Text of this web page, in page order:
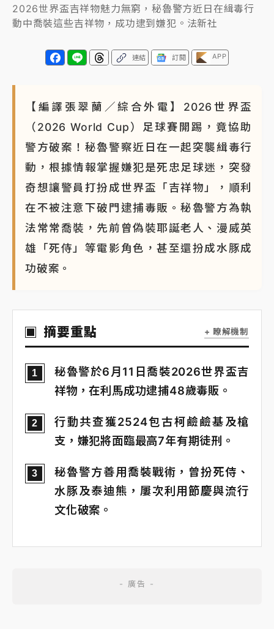
要3件事
2026世界盃吉祥物魅力無窮，秘魯警方近日在緝毒行
動中喬裝這些吉祥物，成功逮到嫌犯。法新社
連結 訂閱 APP
【編譯張翠蘭／綜合外電】2026世界盃
（2026 World Cup）足球賽開踢，竟協助
警方破案！秘魯警察近日在一起突襲緝毒行
動，根據情報掌握嫌犯是死忠足球迷，突發
奇想讓警員打扮成世界盃「吉祥物」，順利
在不被注意下破門逮捕毒販。秘魯警方為執
法常常喬裝，先前曾偽裝耶誕老人、漫威英
雄「死侍」等電影角色，甚至還扮成水豚成
功破案。
摘要重點 + 瞭解機制
1
秘魯警於6月11日喬裝2026世界盃吉
祥物，在利馬成功逮捕48歲毒販。
2
行動共查獲2524包古柯鹼鹼基及槍
支，嫌犯將面臨最高7年有期徒刑。
3
秘魯警方善用喬裝戰術，曾扮死侍、
水豚及泰迪熊，屢次利用節慶與流行
文化破案。